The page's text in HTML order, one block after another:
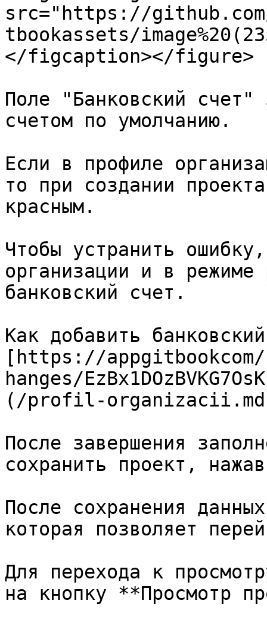
src="https://
tbookassets/
</figcaption></figure>
Поле "Банковский счет"
счетом по умолчанию.
Если в профиле
то при создании
красным.
Чтобы устранить
организации и в режиме
банковский счет.
Как добавить
[https://
hanges/
(/profil-
После завершения
сохранить проект,
После сохранения
которая позволяет
Для перехода к
на кнопку **Просмотр